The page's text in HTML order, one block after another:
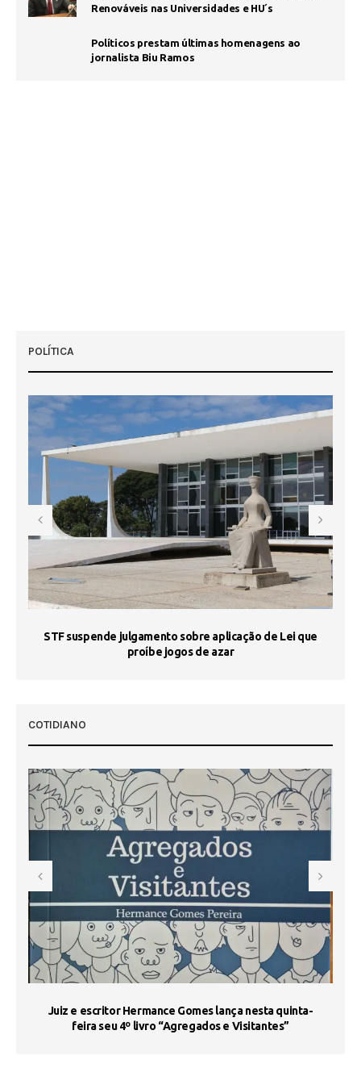
Renováveis nas Universidades e HU´s
Políticos prestam últimas homenagens ao
jornalista Biu Ramos
POLÍTICA
STF suspende julgamento sobre aplicação de Lei que
proíbe jogos de azar
COTIDIANO
Juiz e escritor Hermance Gomes lança nesta quinta-
feira seu 4º livro “Agregados e Visitantes”